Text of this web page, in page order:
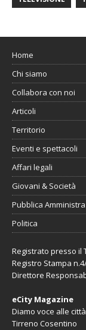
Home
Chi siamo
Collabora con noi
Articoli
Territorio
Eventi e spettacoli
Affari legali
Giovani & Società
Pubblica
Politica
Registrato presso il
Registro Stampa
Direttore
eCity Magazine
Diamo voce alle
Tirreno Cosentino